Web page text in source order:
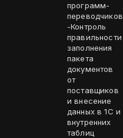
программ-
переводчиков
-Контроль
правильности
заполнения
пакета
документов
от
поставщиков
и внесение
данных в 1С и
внутренних
таблиц